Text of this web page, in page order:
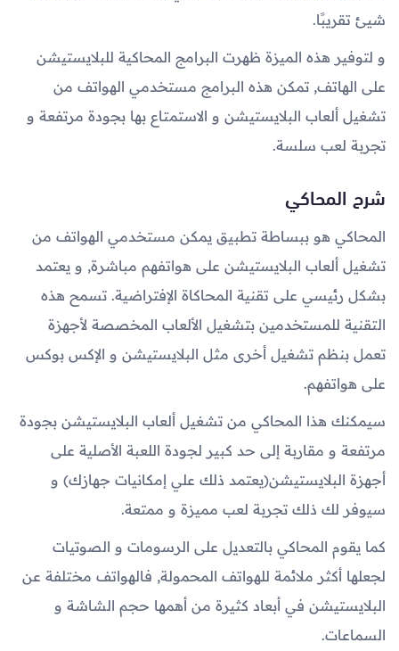
شيئ تقريبًا.
و لتوفير هذه الميزة ظهرت البرامج المحاكية للبلايستيشن
على الهاتف, تمكن هذه البرامج مستخدمي الهواتف من
تشغيل ألعاب البلايستيشن و الاستمتاع بها بجودة مرتفعة و
تجربة لعب سلسة.
شرح المحاكي
المحاكي هو ببساطة تطبيق يمكن مستخدمي الهواتف من
تشغيل ألعاب البلايستيشن على هواتفهم مباشرة, و يعتمد
بشكل رئيسي على تقنية المحاكاة الإفتراضية. تسمح هذه
التقنية للمستخدمين بتشغيل الألعاب المخصصة لأجهزة
تعمل بنظم تشغيل أخرى مثل البلايستيشن و الإكس بوكس
على هواتفهم.
سيمكنك هذا المحاكي من تشغيل ألعاب البلايستيشن بجودة
مرتفعة و مقاربة إلى حد كبير لجودة اللعبة الأصلية على
أجهزة البلايستيشن(يعتمد ذلك علي إمكانيات جهازك) و
سيوفر لك ذلك تجربة لعب مميزة و ممتعة.
كما يقوم المحاكي بالتعديل على الرسومات و الصوتيات
لجعلها أكثر ملائمة للهواتف المحمولة, فالهواتف مختلفة عن
البلايستيشن في أبعاد كثيرة من أهمها حجم الشاشة و
السماعات.